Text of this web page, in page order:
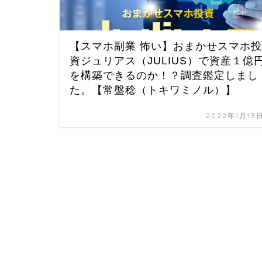
【スマホ副業 怖い】おまかせスマホ投
資ジュリアス（JULIUS）で資産１億
を構築できるのか！？調査鑑定しまし
た。【常盤稔（トキワミノル）】
2022年1月13